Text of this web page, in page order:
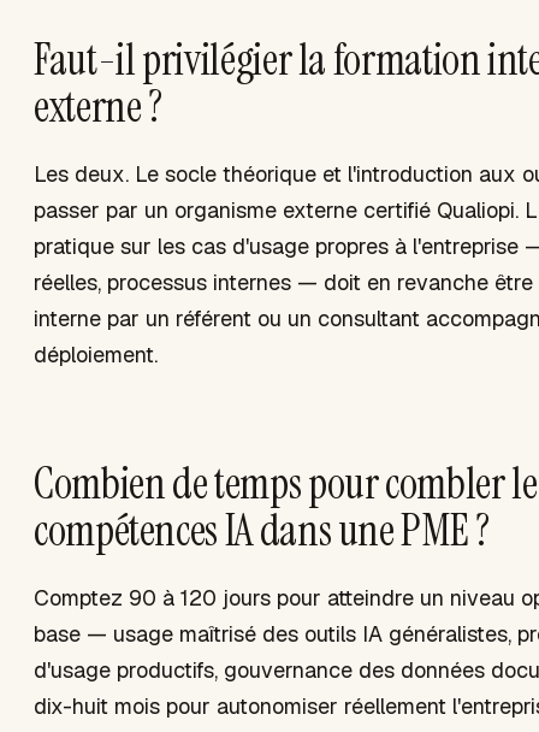
Faut-il privilégier la formation
externe ?
Les deux. Le socle théorique et l'introduction aux
passer par un organisme externe certifié Qualiopi.
pratique sur les cas d'usage propres à l'entreprise
réelles, processus internes — doit en revanche être
interne par un référent ou un consultant
déploiement.
Combien de temps pour combler
compétences IA dans une PME ?
Comptez 90 à 120 jours pour atteindre un niveau
base — usage maîtrisé des outils IA généralistes,
d'usage productifs, gouvernance des données
dix-huit mois pour autonomiser réellement